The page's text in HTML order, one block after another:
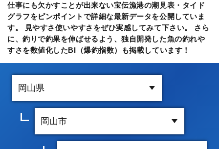
仕事にも欠かすことが出来ない宝伝漁港の潮見表・タイド
グラフをピンポイントで詳細な最新データを公開していま
す。 見やすさ使いやすさをぜひ実感してみて下さい。 さら
に、釣りで釣果を伸ばせるよう、独自開発した魚の釣れや
すさを数値化したBI（爆釣指数）も掲載しています！